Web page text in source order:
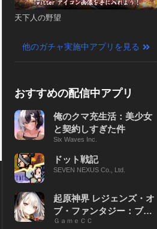
天下人の野望
他のガチャ実施中アプリを見る
おすすめの配信中アプリ
俺のクマ充生活：美少女
と契約しすぎた件
Six Waves Inc.
ドット戦記
SEVEN NEXUS Co., Ltd.
起原神界 レジェンズ・オ
ブ・ファンタジー：ブレ
イブ X
ＧａｍｅＣＣ